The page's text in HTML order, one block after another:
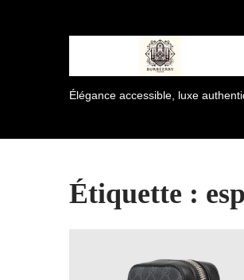
Élégance accessible, luxe
Étiquette :